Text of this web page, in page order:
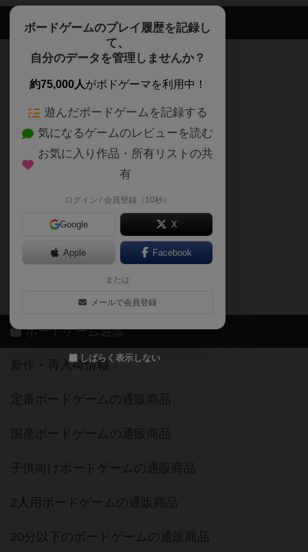
ボードゲームのプレイ履歴を記録し
て、
自分のデータを管理しませんか？
約75,000人がボドゲーマを利用中！
遊んだボードゲームを記録する
気になるゲームのレビューを読む
お気に入り作品・所有リストの共
有
ログイン / 会員登録（10秒）
Google X
Apple Facebook
または
メールで会員登録
しばらく表示しない
ボドゲーマTOP
ボードゲームを検索する
ボードゲームの新着レビュー
ボードゲーム会情報
メカニクス特集
掲示板・トピックス
ボドとも・会員一覧
ボードゲーム業界コラム
ボドゲーマご利用案内
ボードゲーム通販
新作・再入荷情報
定番ボードゲームの通販商品
国産ボードゲームの通販商品
子供向けボードゲームの通販商品
2人用ボードゲームの通販商品
20分以下のボードゲームの通販商品